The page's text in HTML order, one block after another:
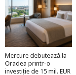
Mercure debutează la
Oradea printr-o
investiție de 15 mil. EUR